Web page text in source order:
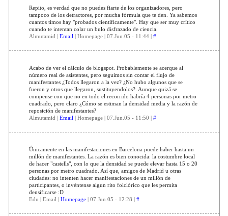
Repito, es verdad que no puedes fiarte de los organizadores, pero
tampoco de los detractores, por mucha fórmula que te den. Ya sabemos
cuantos timos hay "probados científicamente". Hay que ser muy crítico
cuando te intentan colar un bulo disfrazado de ciencia.
Almutamid | Email | Homepage | 07.Jun.05 - 11:44 | #
Acabo de ver el cálculo de blogspot. Probablemente se acerque al
número real de asistentes, pero seguimos sin contar el flujo de
manifestantes ¿Todos llegaron a la vez? ¿No hubo algunos que se
fueron y otros que llegaron, sustituyendolos?. Aunque quizá se
compense con que no en todo el recorrido habría 4 personas por metro
cuadrado, pero claro ¿Cómo se estiman la densidad media y la razón de
reposición de manifestantes?
Almutamid | Email | Homepage | 07.Jun.05 - 11:50 | #
Únicamente en las manifestaciones en Barcelona puede haber hasta un
millón de manifestantes. La razón es bien conocida: la costumbre local
de hacer "castells", con lo que la densidad se puede elevar hasta 15 o 20
personas por metro cuadrado. Así que, amigos de Madrid u otras
ciudades: no intenten hacer manifestaciones de un millón de
participantes, o invéntense algun rito folclórico que les permita
densificarse :D
Edu | Email | Homepage| 07.Jun.05 - 12:28 | #